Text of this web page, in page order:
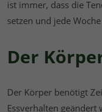
ist immer, dass die
setzen und jede
Der
Der Körper benötigt
Essverhalten